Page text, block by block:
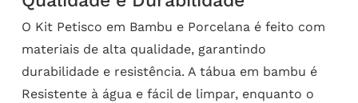
O Kit Petisco em Bambu e Porcelana é feito com
materiais de alta qualidade, garantindo
durabilidade e resistência. A tábua em bambu é
Resistente à água e fácil de limpar, enquanto o